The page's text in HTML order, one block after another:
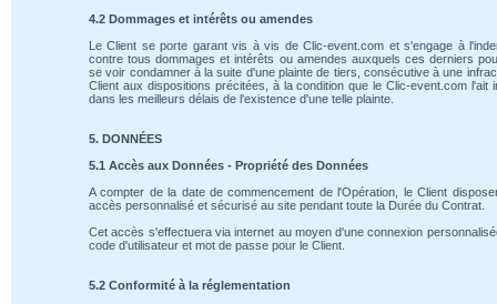
4.2 Dommages et intérêts ou amendes
Le Client se porte garant vis à vis de Clic-event.com et s'engage à
contre tous dommages et intérêts ou amendes auxquels ces derniers
se voir condamner à la suite d'une plainte de tiers, consécutive à une
Client aux dispositions précitées, à la condition que le Clic-event.com l'ait
dans les meilleurs délais de l'existence d'une telle plainte.
5. DONNÉES
5.1 Accès aux Données - Propriété des Données
A compter de la date de commencement de l'Opération, le Client
accès personnalisé et sécurisé au site pendant toute la Durée du Contrat.
Cet accès s'effectuera via internet au moyen d'une connexion
code d'utilisateur et mot de passe pour le Client.
5.2 Conformité à la réglementation